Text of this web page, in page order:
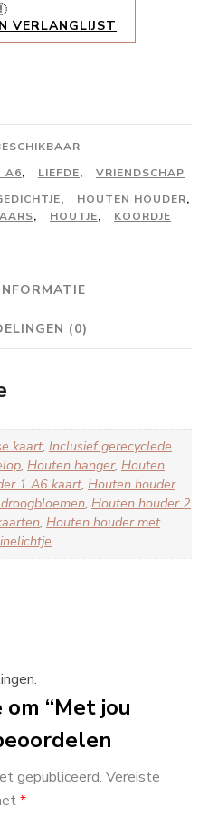
VERLANGLIJST
A6, LIEFDE,
VRIENDSCHAP
, HOUTEN HOUDER,
, HOUTJE, KOORDJE
(0)
kaart, Inclusief gerecyclede
, Houten hanger, Houten
1 A6 kaart, Houten houder
, Houten houder 2
, Houten houder met
“Met jou
gepubliceerd. Vereiste
*